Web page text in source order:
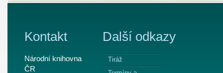
Kontakt
Národní knihovna
ČR
Další odkazy
Tiráž